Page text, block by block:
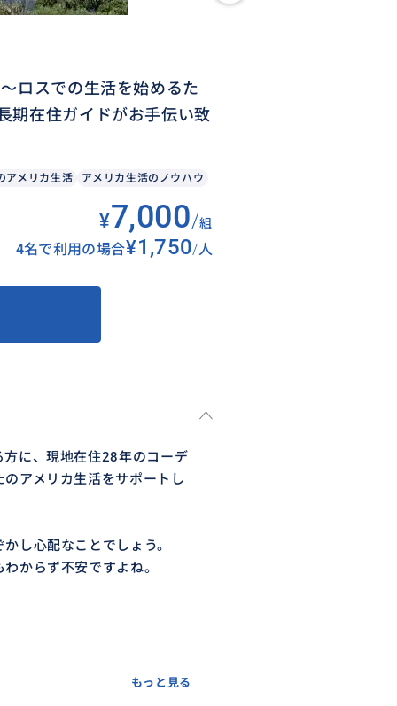
ロスでの生活を始めるた
期在住ガイドがお手伝い致
アメリカ生活 アメリカ生活のノウハウ
¥7,000/組
4名で利用の場合 ¥1,750/人
に、現地在住28年のコーデ
アメリカ生活をサポートし
し心配なことでしょう。
からず不安ですよね。
もっと見る